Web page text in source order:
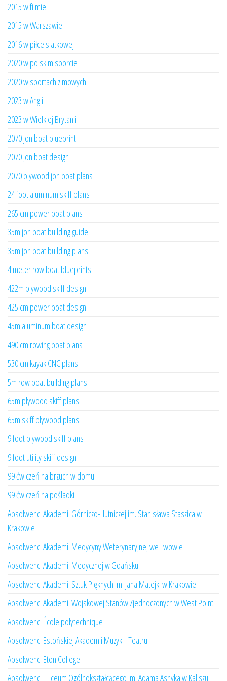
2015 w filmie
2015 w Warszawie
2016 w piłce siatkowej
2020 w polskim sporcie
2020 w sportach zimowych
2023 w Anglii
2023 w Wielkiej Brytanii
2070 jon boat blueprint
2070 jon boat design
2070 plywood jon boat plans
24 foot aluminum skiff plans
265 cm power boat plans
35m jon boat building guide
35m jon boat building plans
4 meter row boat blueprints
422m plywood skiff design
425 cm power boat design
45m aluminum boat design
490 cm rowing boat plans
530 cm kayak CNC plans
5m row boat building plans
65m plywood skiff plans
65m skiff plywood plans
9 foot plywood skiff plans
9 foot utility skiff design
99 ćwiczeń na brzuch w domu
99 ćwiczeń na pośladki
Absolwenci Akademii Górniczo-Hutniczej im. Stanisława Staszica w
Krakowie
Absolwenci Akademii Medycyny Weterynaryjnej we Lwowie
Absolwenci Akademii Medycznej w Gdańsku
Absolwenci Akademii Sztuk Pięknych im. Jana Matejki w Krakowie
Absolwenci Akademii Wojskowej Stanów Zjednoczonych w West Point
Absolwenci École polytechnique
Absolwenci Estońskiej Akademii Muzyki i Teatru
Absolwenci Eton College
Absolwenci I Liceum Ogólnokształcącego im. Adama Asnyka w Kaliszu